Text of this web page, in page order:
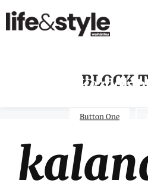
BLOCK
Button One